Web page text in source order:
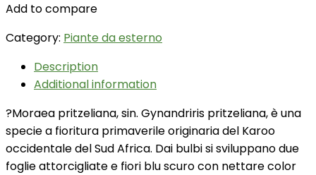
Add to compare
Category: Piante da esterno
Description
Additional information
?Moraea pritzeliana, sin. Gynandriris pritzeliana, è una
specie a fioritura primaverile originaria del Karoo
occidentale del Sud Africa. Dai bulbi si sviluppano due
foglie attorcigliate e fiori blu scuro con nettare color